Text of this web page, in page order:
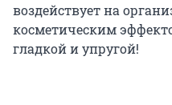
воздействует на
косметическим
гладкой и упругой!